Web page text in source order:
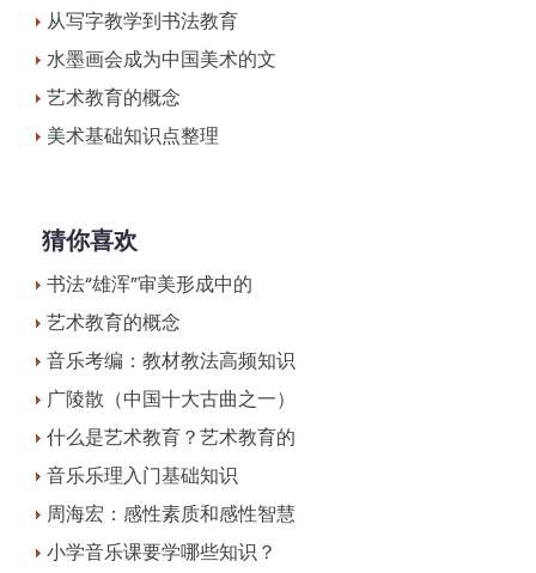
从写字教学到书法教育
水墨画会成为中国美术的文
艺术教育的概念
美术基础知识点整理
猜你喜欢
书法“雄浑”审美形成中的
艺术教育的概念
音乐考编：教材教法高频知识
广陵散（中国十大古曲之一）
什么是艺术教育？艺术教育的
音乐乐理入门基础知识
周海宏：感性素质和感性智慧
小学音乐课要学哪些知识？